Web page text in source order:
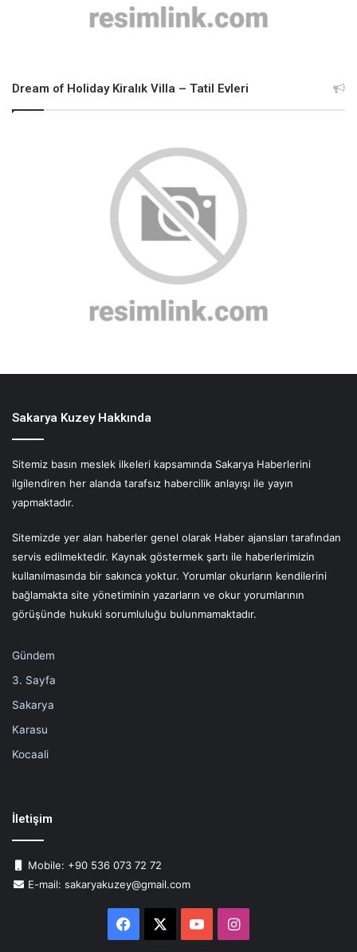
Dream of Holiday Kiralık Villa – Tatil Evleri
Sakarya Kuzey Hakkında
Sitemiz basın meslek ilkeleri kapsamında Sakarya Haberlerini
ilgilendiren her alanda tarafsız habercilik anlayışı ile yayın
yapmaktadır.
Sitemizde yer alan haberler genel olarak Haber ajansları tarafından
servis edilmektedir. Kaynak göstermek şartı ile haberlerimizin
kullanılmasında bir sakınca yoktur. Yorumlar okurların kendilerini
bağlamakta site yönetiminin yazarların ve okur yorumlarının
görüşünde hukuki sorumluluğu bulunmamaktadır.
Gündem
3. Sayfa
Sakarya
Karasu
Kocaali
İletişim
Mobile: +90 536 073 72 72
E-mail: sakaryakuzey@gmail.com
Facebook YouTubeInstagram